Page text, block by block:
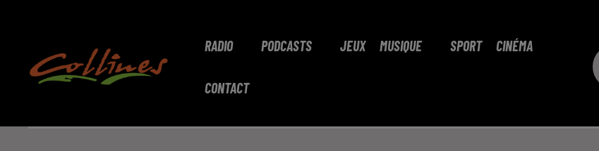
RADIO PODCASTS JEUX MUSIQUE SPORT CINÉMA
CONTACT